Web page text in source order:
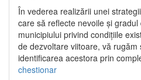
În vederea realizării unei
care să reflecte nevoile și
municipiului privind condițiile
de dezvoltare viitoare, vă rugăm
identificarea acestora prin
chestionar